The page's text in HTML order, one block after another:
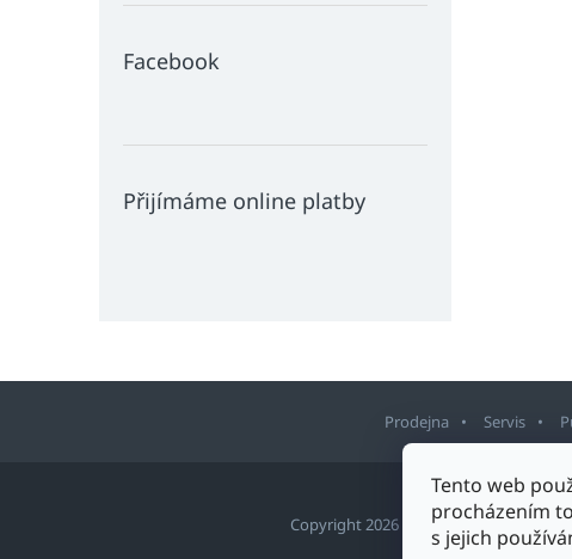
Tento web
procházením
s jejich
Facebook
Přijímáme online platby
Prodejna Servis
Copyright 2026 Sport Staněk Turnov.